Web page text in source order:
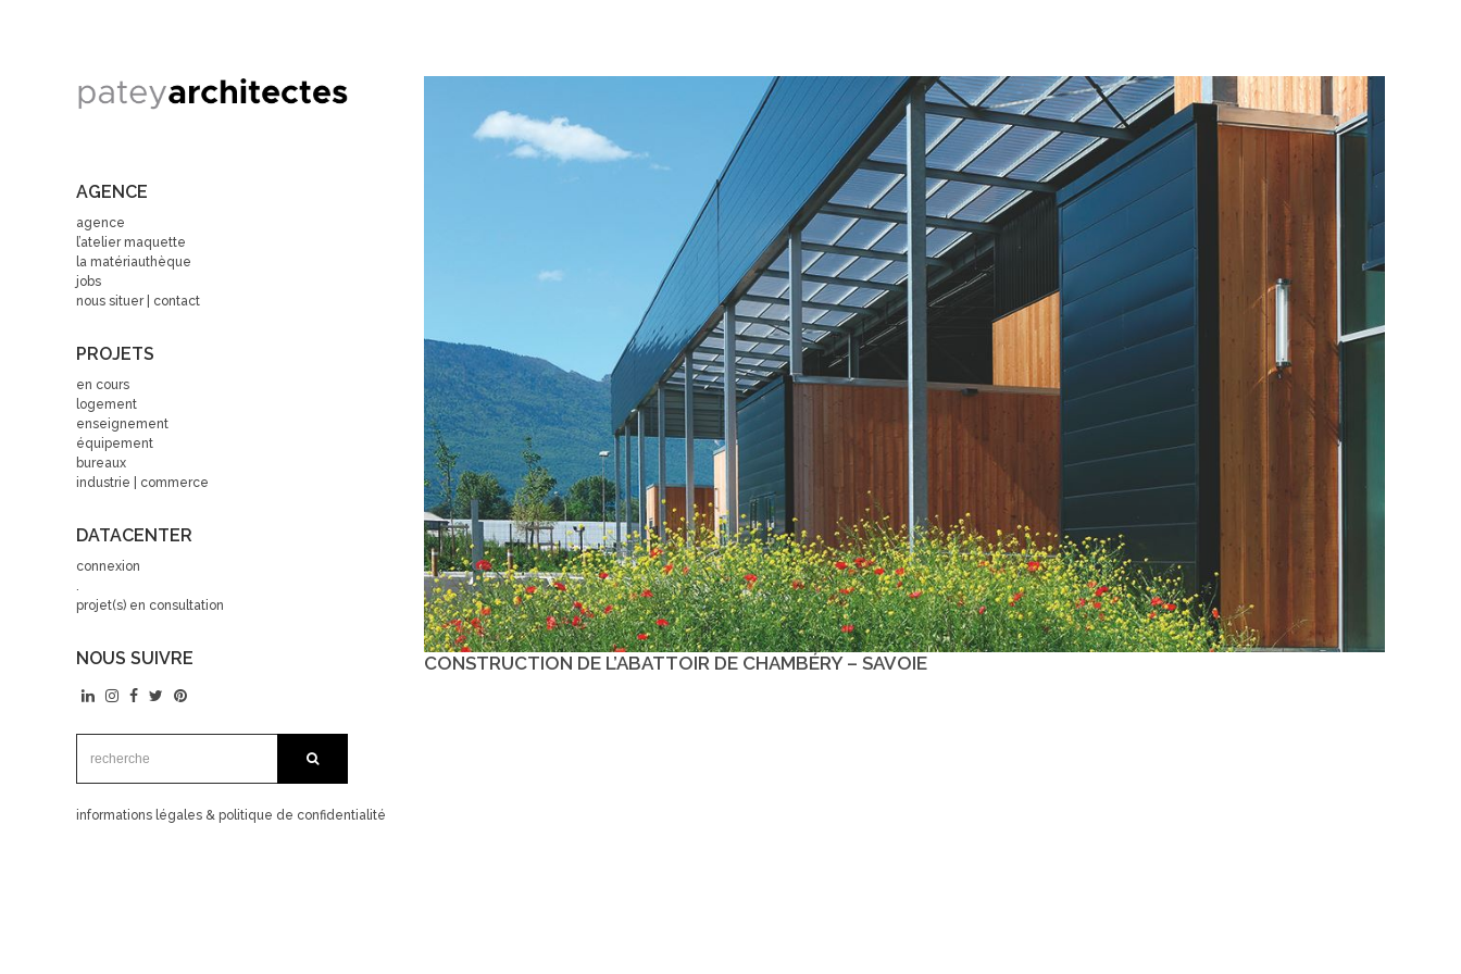
AGENCE
agence
l’atelier maquette
la matériauthèque
jobs
nous situer | contact
PROJETS
en cours
logement
enseignement
équipement
bureaux
industrie | commerce
DATACENTER
connexion
.
projet(s) en consultation
NOUS SUIVRE
informations légales & politique de confidentialité
CONSTRUCTION DE L’ABATTOIR DE CHAMBÉRY – SAVOIE